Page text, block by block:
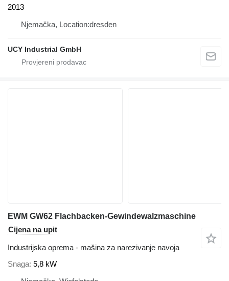
2013
Njemačka, Location:dresden
UCY Industrial GmbH
EWM GW62 Flachbacken-Gewindewalzmaschine
Cijena na upit
Industrijska oprema - mašina za narezivanje navoja
Snaga 5,8 kW